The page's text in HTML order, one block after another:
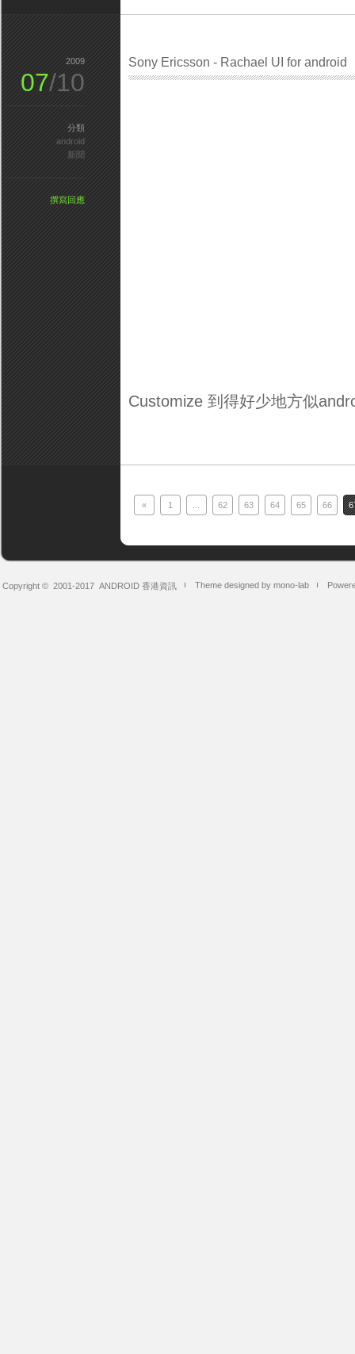
Sony Ericsson - Rachael UI for android
Customize 到得好少地方似
2009
07/10
分類
android
新聞
撰寫回應
« 1 62 63 64 65 66
Copyright © 2001-2017 ANDROID 香港資訊 Theme designed by mono-lab